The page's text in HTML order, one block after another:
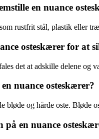
en nuance
rustfrit stål, plastik eller
osteskærer for at
det at adskille delene
nuance osteskærer?
og hårde oste. Bløde
en nuance